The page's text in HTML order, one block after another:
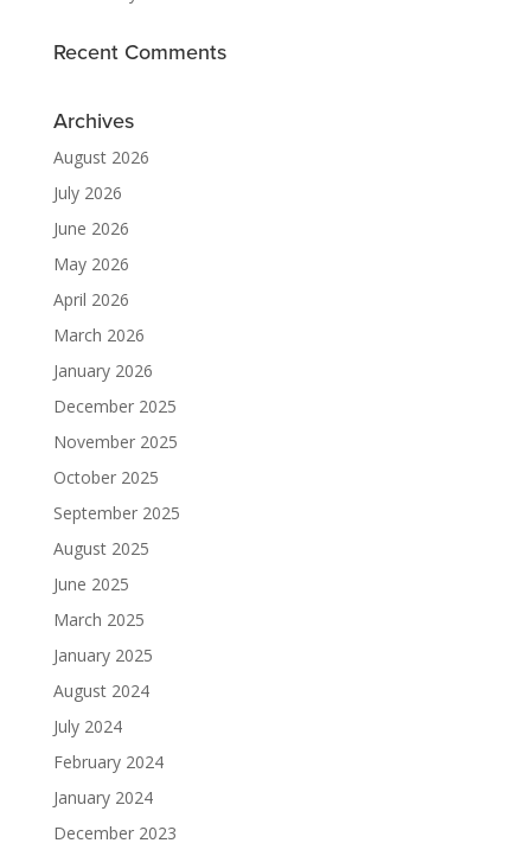
Recent Comments
Archives
August 2026
July 2026
June 2026
May 2026
April 2026
March 2026
January 2026
December 2025
November 2025
October 2025
September 2025
August 2025
June 2025
March 2025
January 2025
August 2024
July 2024
February 2024
January 2024
December 2023